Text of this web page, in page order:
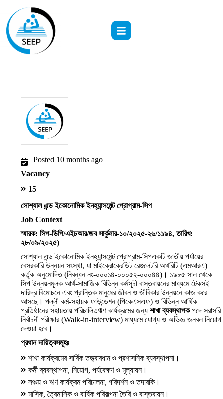
Posted 10 months ago
Vacancy
15
সোশ্যাল এন্ড ইকোনোমিক ইনহ্যান্সমেন্ট প্রোগ্রাম-সিপ
Job Context
স্মারক: সিপ-ডিপি/এইচআর/জব সার্কুলার-১০/২০২৫-২৬/১১৯৪, তারিখ:
২৮/০৯/২০২৫)
সোশ্যাল এন্ড ইকোনোমিক ইনহ্যান্সমেন্ট প্রোগ্রাম-সিপএকটি জাতীয় পর্যায়ের
বেসরকারি উন্নয়ন সংস্থা, যা মাইক্রোক্রেডিট রেগুলেটরি অথরিটি (এমআরএ)
কর্তৃক অনুমোদিত (নিবন্ধন নং-০০০১৪-০০০৫২-০০০৪৪)। ১৯৮৫ সাল থেকে
সিপ উন্নয়নমূলক আর্থ-সামাজিক বিভিন্ন কর্মসূচী বাস্তবায়নের মাধ্যমে টেকসই
দারিদ্র বিমোচনে এবং প্রান্তিক মানুষের জীবন ও জীবিকার উন্নয়নে কাজ করে
আসছে। পল্লী কর্ম-সহায়ক ফাউন্ডেশন (পিকেএসএফ) ও বিভিন্ন আর্থিক
প্রতিষ্ঠানের সহায়তায় পরিচালিতঋণ কার্যক্রমের জন্য শাখা ব্যবস্থাপকপদে সরাসরি
নির্বাচনী পরীক্ষার (Walk-in-interview) মাধ্যমে যোগ্য ও অভিজ্ঞ জনবল নিয়োগ
দেওয়া হবে।
প্রধান দায়িত্বসমূহঃ
শাখা কার্যক্রমের সার্বিক তত্ত্বাবধান ও প্রশাসনিক ব্যবস্থাপনা।
কর্মী ব্যবস্থাপনা, নিয়োগ, পর্যবেক্ষণ ও মূল্যায়ন।
সঞ্চয় ও ঋণ কার্যক্রম পরিচালনা, পরিদর্শন ও তদারকি।
মাসিক, ত্রৈমাসিক ও বার্ষিক পরিকল্পনা তৈরি ও বাস্তবায়ন।